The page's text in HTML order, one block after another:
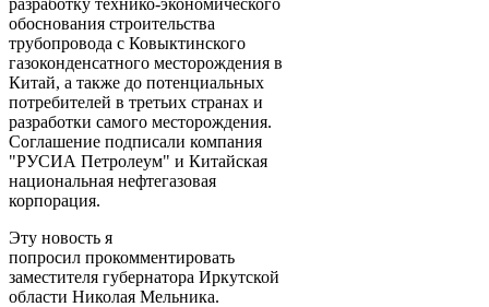
обоснования строительства
трубопровода с Ковыктинского
газоконденсатного месторождения в
Китай, а также до потенциальных
потребителей в третьих странах и
разработки самого месторождения.
Соглашение подписали компания
"РУСИА Петролеум" и Китайская
национальная нефтегазовая
корпорация.
Эту новость я
попросил прокомментировать
заместителя губернатора Иркутской
области Николая Мельника.